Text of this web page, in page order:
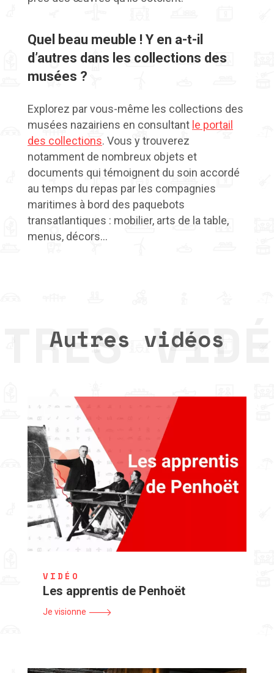
Quel beau meuble ! Y en a-t-il
d’autres dans les collections des
musées ?
Explorez par vous-même les collections des
musées nazairiens en consultant le portail
des collections. Vous y trouverez
notamment de nombreux objets et
documents qui témoignent du soin accordé
au temps du repas par les compagnies
maritimes à bord des paquebots
transatlantiques : mobilier, arts de la table,
menus, décors…
Autres vidéos
VIDÉO
Les apprentis de Penhoët
Je visionne